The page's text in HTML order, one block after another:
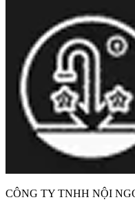
CÔNG TY TNHH NỘI